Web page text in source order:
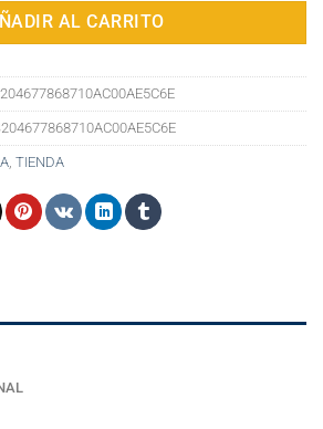
AL CARRITO
TIENDA